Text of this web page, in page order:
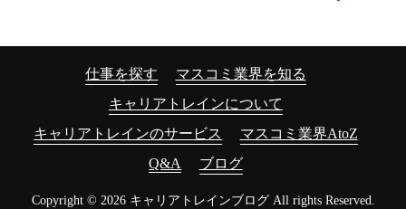
仕事を探す
マスコミ業界を知る
キャリアトレインについて
キャリアトレインのサービス
マスコミ業界AtoZ
Q&A
ブログ
Copyright © 2026 キャリアトレインブログ All rights Reserved.